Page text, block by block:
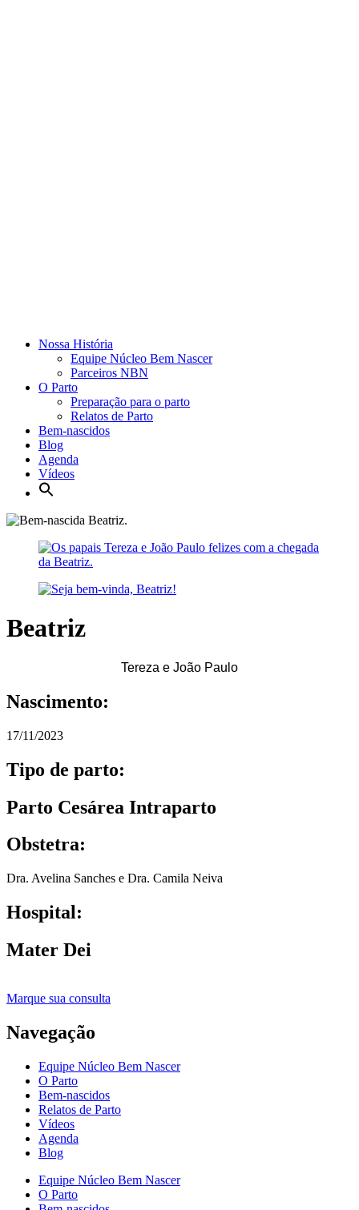
Nossa História
Equipe Núcleo Bem Nascer
Parceiros NBN
O Parto
Preparação para o parto
Relatos de Parto
Bem-nascidos
Blog
Agenda
Vídeos
Beatriz
Tereza e João Paulo
Nascimento:
17/11/2023
Tipo de parto:
Parto Cesárea Intraparto
Obstetra:
Dra. Avelina Sanches e Dra. Camila Neiva
Hospital:
Mater Dei
Marque sua consulta
Navegação
Equipe Núcleo Bem Nascer
O Parto
Bem-nascidos
Relatos de Parto
Vídeos
Agenda
Blog
Equipe Núcleo Bem Nascer
O Parto